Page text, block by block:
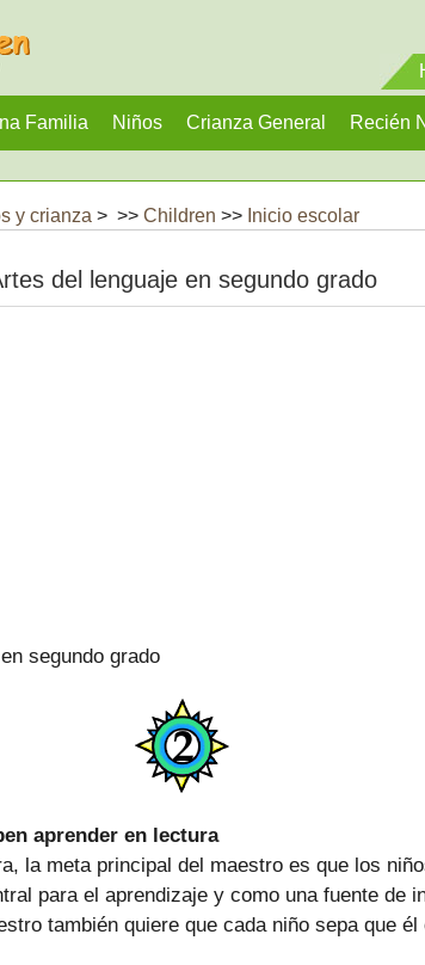
Familia Niños Crianza General Recién
y crianza > >> Children >> Inicio escolar
del lenguaje en segundo grado
segundo grado
aprender en lectura
la meta principal del maestro es que los
para el aprendizaje y como una fuente de
también quiere que cada niño sepa que él